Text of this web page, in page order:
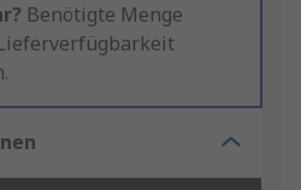
Benötigte Menge